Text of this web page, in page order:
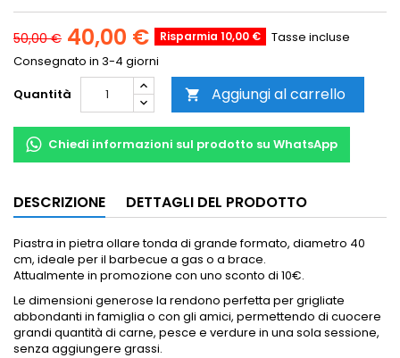
50,00 € 40,00 € Risparmia 10,00 €
Tasse incluse
Consegnato in 3-4 giorni
Quantità
 Aggiungi al carrello
Chiedi informazioni sul prodotto su WhatsApp
DESCRIZIONE DETTAGLI DEL PRODOTTO
Piastra in pietra ollare tonda di grande formato, diametro 40
cm, ideale per il barbecue a gas o a brace.
Attualmente in promozione con uno sconto di 10€.
Le dimensioni generose la rendono perfetta per grigliate
abbondanti in famiglia o con gli amici, permettendo di cuocere
grandi quantità di carne, pesce e verdure in una sola sessione,
senza aggiungere grassi.